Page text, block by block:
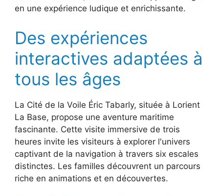
en une expérience ludique et enrichissante.
Des expériences
interactives adaptées à
tous les âges
La Cité de la Voile Éric Tabarly, située à Lorient
La Base, propose une aventure maritime
fascinante. Cette visite immersive de trois
heures invite les visiteurs à explorer l'univers
captivant de la navigation à travers six escales
distinctes. Les familles découvrent un parcours
riche en animations et en découvertes.